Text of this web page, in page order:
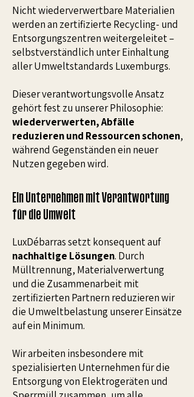
Nicht wiederverwertbare Materialien
werden an zertifizierte Recycling- und
Entsorgungszentren weitergeleitet –
selbstverständlich unter Einhaltung
aller Umweltstandards Luxemburgs.
Dieser verantwortungsvolle Ansatz
gehört fest zu unserer Philosophie:
wiederverwerten, Abfälle
reduzieren und Ressourcen schonen,
während Gegenständen ein neuer
Nutzen gegeben wird.
Ein Unternehmen mit Verantwortung
für die Umwelt
LuxDébarras setzt konsequent auf
nachhaltige Lösungen. Durch
Mülltrennung, Materialverwertung
und die Zusammenarbeit mit
zertifizierten Partnern reduzieren wir
die Umweltbelastung unserer Einsätze
auf ein Minimum.
Wir arbeiten insbesondere mit
spezialisierten Unternehmen für die
Entsorgung von Elektrogeräten und